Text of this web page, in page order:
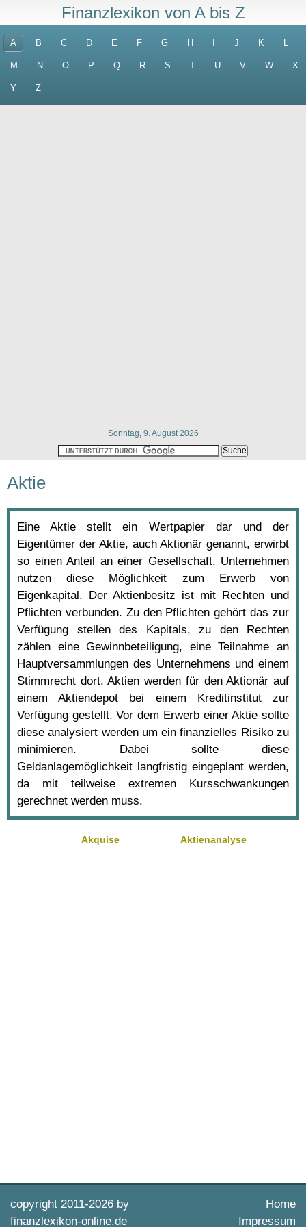
Finanzlexikon von A bis Z
A B C D E F G H J K L
M N O P Q R S T U V W X
Y Z
Sonntag, 9. August 2026
Aktie
Eine Aktie stellt ein Wertpapier dar und der
Eigentümer der Aktie, auch Aktionär genannt, erwirbt
so einen Anteil an einer Gesellschaft. Unternehmen
nutzen diese Möglichkeit zum Erwerb von
Eigenkapital. Der Aktienbesitz ist mit Rechten und
Pflichten verbunden. Zu den Pflichten gehört das zur
Verfügung stellen des Kapitals, zu den Rechten
zählen eine Gewinnbeteiligung, eine Teilnahme an
Hauptversammlungen des Unternehmens und einem
Stimmrecht dort. Aktien werden für den Aktionär auf
einem Aktiendepot bei einem Kreditinstitut zur
Verfügung gestellt. Vor dem Erwerb einer Aktie sollte
diese analysiert werden um ein finanzielles Risiko zu
minimieren. Dabei sollte diese
Geldanlagemöglichkeit langfristig eingeplant werden,
da mit teilweise extremen Kursschwankungen
gerechnet werden muss.
Akquise Aktienanalyse
copyright 2011-2026 by
finanzlexikon-online.de
Home
Impressum